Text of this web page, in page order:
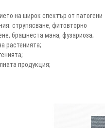
на широк спектър от патогени
струпясване, фитовторно
брашнеста мана, фузариоза;
растенията;
продукция;